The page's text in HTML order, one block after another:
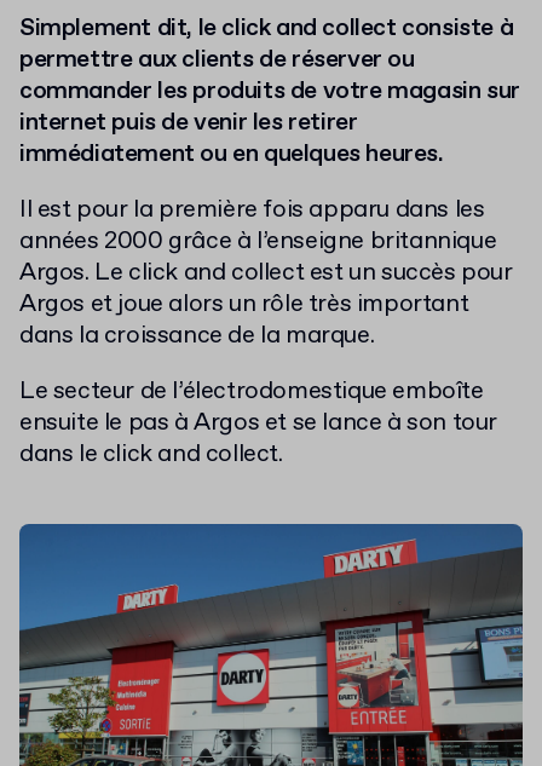
Simplement dit, le click and collect consiste à
permettre aux clients de réserver ou
commander les produits de votre magasin sur
internet puis de venir les retirer
immédiatement ou en quelques heures.
Il est pour la première fois apparu dans les
années 2000 grâce à l’enseigne britannique
Argos. Le click and collect est un succès pour
Argos et joue alors un rôle très important
dans la croissance de la marque.
Le secteur de l’électrodomestique emboîte
ensuite le pas à Argos et se lance à son tour
dans le click and collect.